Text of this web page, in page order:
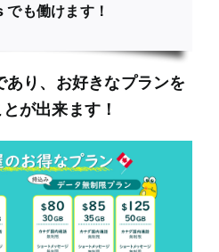
も働けます！
り、お好きなプランを
が出来ます！